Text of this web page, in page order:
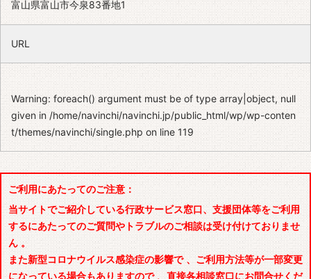
富山県富山市今泉83番地1
URL
Warning: foreach() argument must be of type array|object, null
given in/home/navinchi/navinchi.jp/public_html/wp/wp-conten
t/themes/navinchi/single.php on line119
ご利用にあたってのご注意：
当サイトでご紹介している行政サービス窓口、支援団体等をご利用
するにあたってのご質問やトラブルのご相談は受け付けておりませ
ん 。
また新型コロナウイルス感染症の影響で 、ご利用方法等が一部変更
になっている場合もありますので 、直接各相談窓口にお問合せくだ